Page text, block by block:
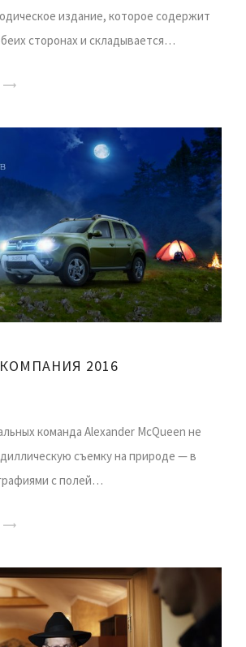
издание, которое содержит
сторонах и складывается…
2016
команда Alexander McQueen не
съемку на природе — в
с полей…